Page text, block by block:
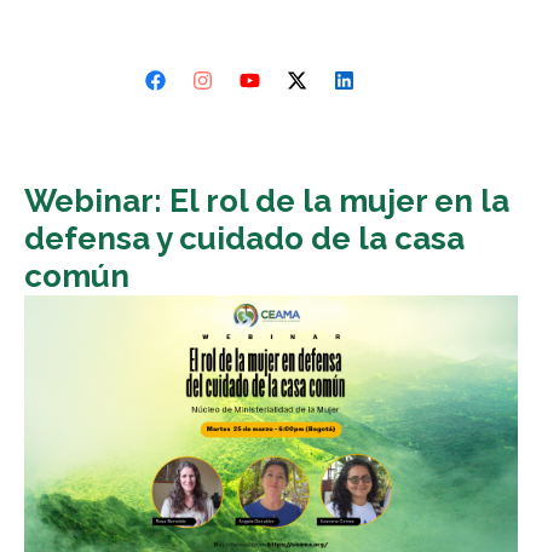
Webinar: El rol de la mujer en la
defensa y cuidado de la casa
común